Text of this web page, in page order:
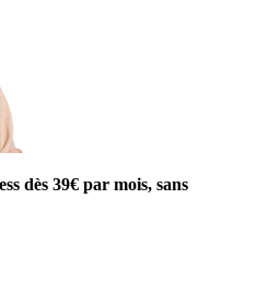
dès 39€ par mois, sans